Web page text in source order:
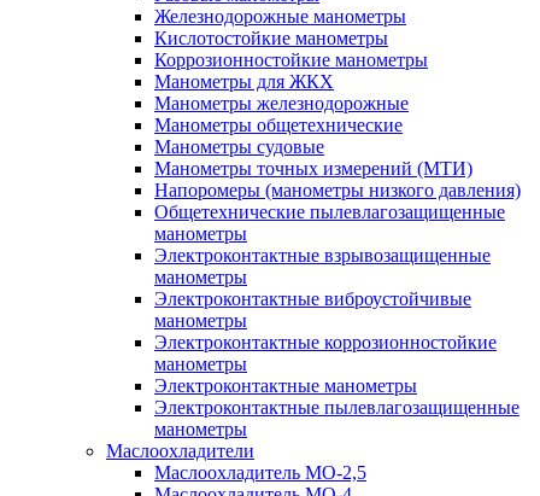
Железнодорожные манометры
Кислотостойкие манометры
Коррозионностойкие манометры
Манометры для ЖКХ
Манометры железнодорожные
Манометры общетехнические
Манометры судовые
Манометры точных измерений (МТИ)
Напоромеры (манометры низкого давления)
Общетехнические пылевлагозащищенные
манометры
Электроконтактные взрывозащищенные
манометры
Электроконтактные виброустойчивые
манометры
Электроконтактные коррозионностойкие
манометры
Электроконтактные манометры
Электроконтактные пылевлагозащищенные
манометры
Маслоохладители
Маслоохладитель MO-2,5